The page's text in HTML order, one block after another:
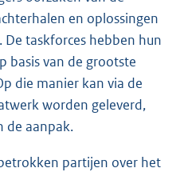
en oplossingen
taskforces hebben hun
basis van de grootste
die manier kan via de
worden geleverd,
de aanpak.
partijen over het